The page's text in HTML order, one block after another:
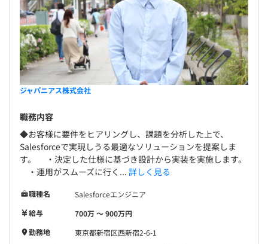
ジャパニアス株式会社
職務内容
◆お客様に要件をヒアリングし、課題を分析した上で、
Salesforceで実現しうる最適なソリューションを提案しま
す。 ・決定した仕様に基づき設計から実装を実施します。
・運用がスムーズに行く... 詳しく見る
職種名
Salesforceエンジニア
給与
700万 〜 900万円
勤務地
東京都新宿区西新宿2-6-1